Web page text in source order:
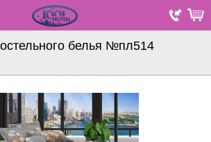
белья №пл514